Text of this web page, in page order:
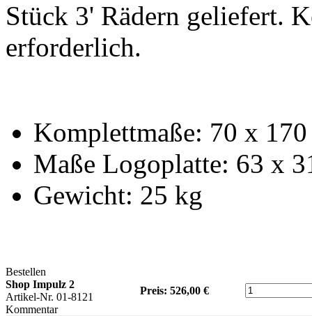
Stück 3' Rädern geliefert.
erforderlich.
Komplettmaße: 70 x
Maße Logoplatte: 63 x
Gewicht: 25 kg
Bestellen
Shop Impulz 2
Artikel-Nr. 01-8121
Preis: 526,00 €
Kommentar